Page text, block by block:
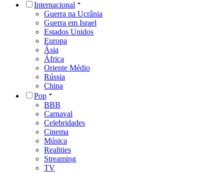
Internacional
Guerra na Ucrânia
Guerra em Israel
Estados Unidos
Europa
Ásia
África
Oriente Médio
Rússia
China
Pop
BBB
Carnaval
Celebridades
Cinema
Música
Realities
Streaming
TV